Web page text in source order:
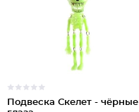
Подвеска Скелет - чёрные